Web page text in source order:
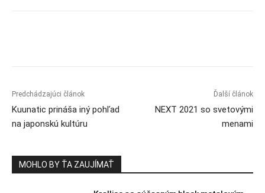
Predchádzajúci článok
Kuunatic prináša iný pohľad
na japonskú kultúru
Ďalší článok
NEXT 2021 so svetovými
menami
MOHLO BY ŤA ZAUJÍMAŤ